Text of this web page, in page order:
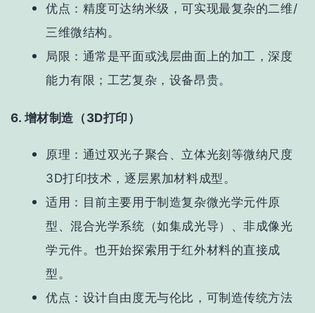
优点 ：精度可达纳米级，可实现最复杂的二维/
三维微结构。
局限 ：通常是平面或浅层曲面上的加工，深度
能力有限；工艺复杂，设备昂贵。
6. 增材制造（3D打印）
原理 ：通过双光子聚合、立体光刻等微纳尺度
3D打印技术，逐层累加材料成型。
适用 ：目前主要用于制造复杂微光学元件原
型、混合光学系统（如集成光导）、非成像光
学元件。也开始探索用于红外材料的直接成
型。
优点 ：设计自由度无与伦比，可制造传统方法